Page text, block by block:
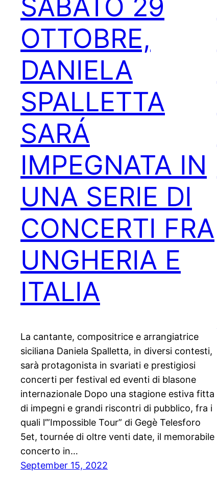
SABATO 29
OTTOBRE,
DANIELA
SPALLETTA
SARÁ
IMPEGNATA IN
UNA SERIE DI
CONCERTI FRA
UNGHERIA E
ITALIA
La cantante, compositrice e arrangiatrice
siciliana Daniela Spalletta, in diversi contesti,
sarà protagonista in svariati e prestigiosi
concerti per festival ed eventi di blasone
internazionale Dopo una stagione estiva fitta
di impegni e grandi riscontri di pubblico, fra i
quali l’”Impossible Tour” di Gegè Telesforo
5et, tournée di oltre venti date, il memorabile
concerto in…
September 15, 2022